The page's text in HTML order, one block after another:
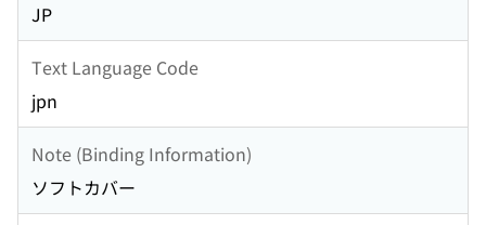
JP
Text Language Code
jpn
Note (Binding Information)
ソフトカバー